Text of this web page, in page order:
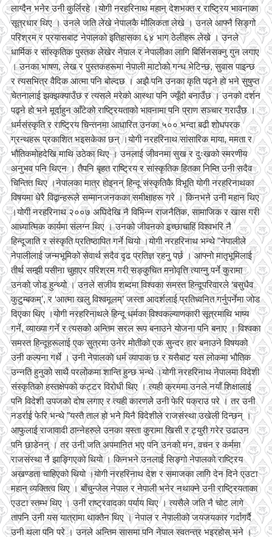
लाग्दैन भनेर उनी कुर्लिरहे ।योगी नरहरिनाथ महान् देशभक्त र राष्ट्रिय भावनाका
सूत्रधार थिए । उनले जति लेखे नेपालकै मौलिकता लेखे । उनले आफ्नै सिङ्गो
परिश्रम र प्रयासबाट नेपालको इतिहासका ६४ भाग ठेलीहरू लेखे । उनले
धार्मिक र सांस्कृतिक पुस्तक लेखेर नेपाल र नेपालीका लागि बिर्सिनसक्नु गुन लगाए
। उनका भाषण, लेख र पुस्तकहरूमा नेपाली माटोको गन्ध भेटिन्छ, सुवास पाइन्छ
र त्यसभित्र वैदिक आत्मा पनि बोल्दछ । अझै पनि उनका कृति पढ्ने हो भने सुषुप्त
चेतनालाई झक्झक्याउँछ र त्यसले मरेको आस्था पनि ज्यूँदो बनाउँछ । उनको दर्शन
पढ्ने हो भने मूर्दाहुन आँटेको राष्ट्रियताको भावनामा पनि प्राण सञ्चार गराउँछ ।
धर्मसंस्कृति र राष्ट्रिय चिन्तनमा आधारित उनका ५०० भन्दा बढी शोधपरक
ग्रन्थहरू प्रकाशित भइसकेका छन् ।योगी नरहरिनाथ सांसारिक माया, ममता र
भौतिकमोहदेखि माथि उठेका थिए । उनलाई जीवनमा सुख र दुःखको स्मरणीय
अनुभव पनि थिएन । तैपनि बृहत राष्ट्रिय र सांस्कृतिक हितका निम्ति उनी सदैव
चिन्तित थिए ।नेपालका मात्र होइनन् हिन्दू संस्कृतिकै विभूति योगी नरहरिनाथका
विषयमा धेरै विद्वान्हरूले सम्मानजनकका समीक्षाहरू गरे । किनभने उनी महान थिए
।योगी नरहरिनाथ २००७ अघिदेखि नै विभिन्न राजनैतिक, सामाजिक र खास गरी
आध्यात्मिक कार्यमा संलग्न थिए । उनको जीवनको इच्छाचाहिं विश्वभरि नै
हिन्दूजाति र संस्कृति प्रतिष्ठापित गर्ने थियो ।योगी नरहरिनाथ भन्थे ”नेपालीले
नेपालीलाई जन्मभूमिको सेवार्थ सदैव दृढ प्रतिज्ञ रहनु पर्छ । आफ्नो मातृभूमिलाई
तीर्थ सम्झी पसीना चुहाएर परिश्रम गरी सङ्कुचित मनोवृत्ति त्याग्नु पर्ने कुरामा
उनको जोड हुन्थ्यो । उनले सजीव शब्दमा विश्वका समस्त हिन्दूपरिवारले ‘बसुधैव
कुटुम्बकम्’, र ‘आत्मा खलु विश्वमूलम्’ जस्ता आदर्शलाई प्रतिध्वनित गर्नुपर्नेमा जोड
दिएका थिए ।योगी नरहरिनाथले हिन्दू धर्मका विश्वकल्याणकारी सूत्रमाथि भाष्य
गर्ने, व्याख्या गर्ने र त्यसको अन्तिम सरल रूप बनाउने योजना पनि बनाए । विश्वका
समस्त हिन्दूहरूलाई एक सुत्रमा उनेर मोतीको एक सुन्दर हार बनाउने विषयको
उनी कल्पना गर्थे । उनी नेपालको धर्म व्यापाक छ र यसैबाट यस लोकमा भौतिक
उन्नति हुनुको साथै परलोकमा शान्ति हुन्छ भन्थे ।योगी नरहरिनाथ नेपालमा विदेशी
संस्कृतिको हस्तक्षेपको कट्टर विरोधी थिए । त्यही क्रममा उनले नयाँ शिक्षालाई
पनि विदेशी उपजको दोष लगाए र त्यही कारणले उनी फेरि पक्राउ परे । तर उनी
नडर्राई फेरि भन्थे ”यस्तै ताल हो भने यिनै विदेशीले राजसंस्था उखेली दिन्छन् ।
आफुलाई राजावादी ठान्नेहरुले उनका यस्ता कुरामा खिसी र ट्युरी गरेर उढाउन
पनि छाडेनन् । तर उनी जति अपमानित भए पनि उनको मन, वचन र कर्ममा
राजसंस्था नै झाङ्गिएको थियो । किनभने उनलाई सिङ्गो नेपालको राष्ट्रिय
अखण्डता चाहिएको थियो ।योगी नरहरिनाथ देश र समाजका लागि देन दिने एउटा
महान् व्यक्तित्व थिए । बाँचुन्जेल नेपाल र नेपाली भनेर नथाक्ने उनी राष्ट्रियताका
एउटा स्तम्भ थिए । उनी राष्ट्रवादका पर्याय थिए । त्यसैले जति नै चोट लागे
तापनि उनी यस यात्रामा थाक्तैन थिए । नेपाल र नेपालीको जयजयकार गर्दागर्दै
उनी थला पनि परे । उनले अन्तिम सासमा पनि नेपाल स्वतन्त्र भइरहोस् भने ।